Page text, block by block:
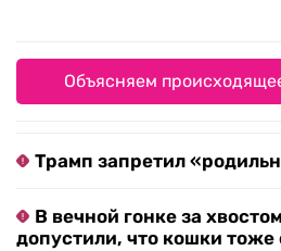
Объясняем
Трамп запретил
В вечной гонке за
допустили, что кошки